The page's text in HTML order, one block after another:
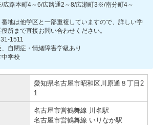
路本町4～6/広路通2～8/広瀬町3※/南分町4～
地は他学区と一部重複していますので、詳しい学
所まで直接お問い合わせください。
1511
自閉症・情緒障害学級あり
学校
愛知県名古屋市昭和区川原通８丁目2
1
名古屋市営鶴舞線 川名駅
名古屋市営鶴舞線 いりなか駅